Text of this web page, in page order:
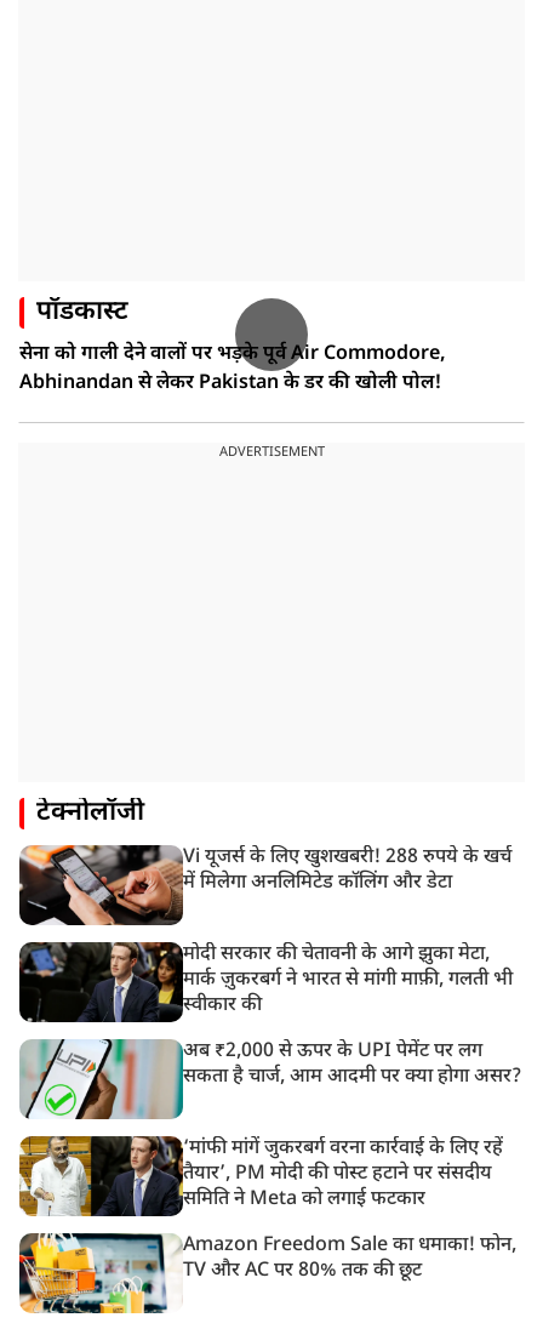
पॉडकास्ट
सेना को गाली देने वालों पर भड़के पूर्व Air Commodore,
Abhinandan से लेकर Pakistan के डर की खोली पोल!
ADVERTISEMENT
टेक्नोलॉजी
Vi यूजर्स के लिए खुशखबरी! 288 रुपये के खर्च
में मिलेगा अनलिमिटेड कॉलिंग और डेटा
मोदी सरकार की चेतावनी के आगे झुका मेटा,
मार्क ज़ुकरबर्ग ने भारत से मांगी माफ़ी, गलती भी
स्वीकार की
अब ₹2,000 से ऊपर के UPI पेमेंट पर लग
सकता है चार्ज, आम आदमी पर क्या होगा असर?
‘मांफी मांगें जुकरबर्ग वरना कार्रवाई के लिए रहें
तैयार’, PM मोदी की पोस्ट हटाने पर संसदीय
समिति ने Meta को लगाई फटकार
Amazon Freedom Sale का धमाका! फोन,
TV और AC पर 80% तक की छूट